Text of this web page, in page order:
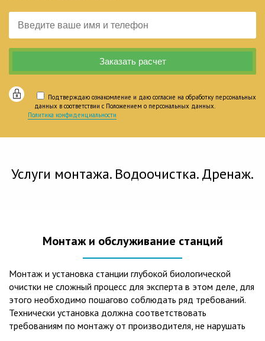
Подтверждаю ознакомление и даю согласие на обработку персональных
данных в соответствии с Положением о персональных данных.
Политика конфиденциальности
Услуги монтажа. Водоочистка. Дренаж.
Монтаж и обслуживание станций
Монтаж и установка станции глубокой биологической
очистки не сложный процесс для эксперта в этом деле, для
этого необходимо пошагово соблюдать ряд требований.
Технически установка должна соответствовать
требованиям по монтажу от производителя, не нарушать